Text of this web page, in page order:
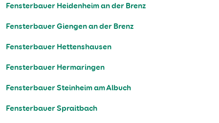
Fensterbauer Heidenheim an der Brenz
Fensterbauer Giengen an der Brenz
Fensterbauer Hettenshausen
Fensterbauer Hermaringen
Fensterbauer Steinheim am Albuch
Fensterbauer Spraitbach